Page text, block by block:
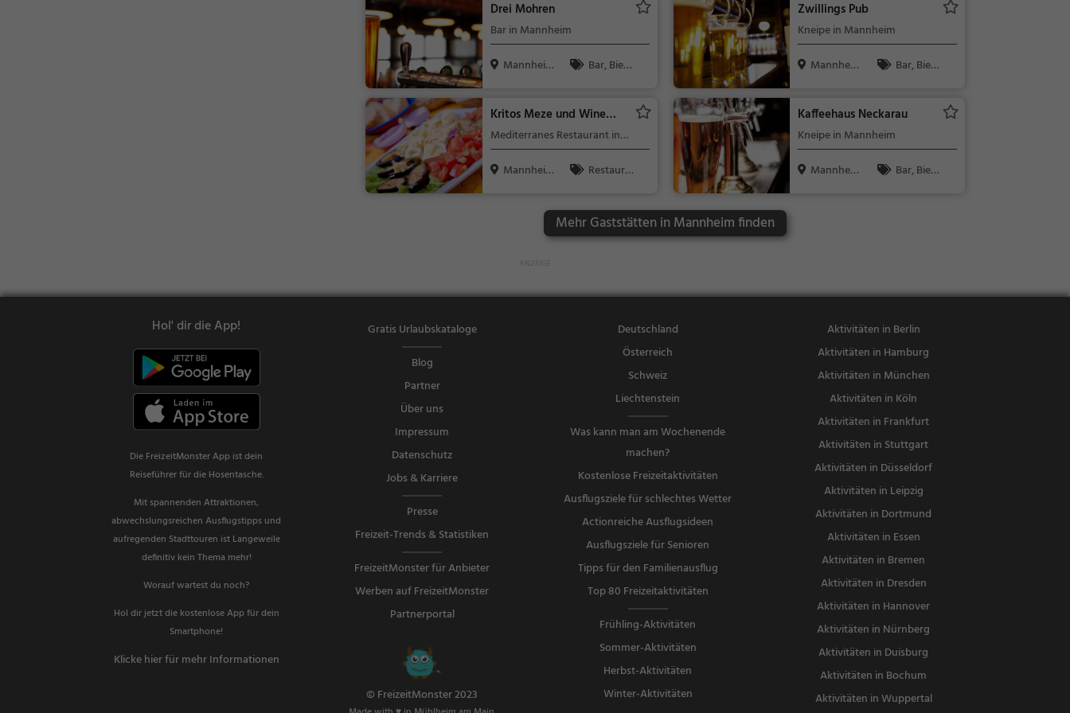
waren
Drei Mohren
Bar in Mannheim
Mannhei
Bar, Bier,
Zwillings Pub
Kneipe in Mannheim
Mannhei
Bar, Bier,
Kritos Meze und Wine
Bar
Mediterranes Restaurant in
Mannheim
Mannhei
Restaura
n, Europäisc
h, Meeresfrü
chte, Fisch,
Kaffeehaus Neckarau
Kneipe in Mannheim
Mannhei
Bar, Bier,
Mehr Gaststätten in Mannheim finden
Hol' dir die App!
Die FreizeitMonster App ist dein
Reiseführer für die Hosentasche.
Mit spannenden Attraktionen,
abwechslungsreichen Ausflugstipps und
aufregenden Stadttouren ist Langeweile
definitiv kein Thema mehr!
Worauf wartest du noch?
Hol dir jetzt die kostenlose App für dein
Smartphone!
Klicke hier für mehr Informationen
Gratis Urlaubskataloge
Blog
Partner
Über uns
Impressum
Datenschutz
Jobs & Karriere
Presse
Freizeit-Trends & Statistiken
FreizeitMonster für Anbieter
Werben auf FreizeitMonster
Partnerportal
© FreizeitMonster 2023
Deutschland
Österreich
Schweiz
Liechtenstein
Was kann man am Wochenende
machen?
Kostenlose Freizeitaktivitäten
Ausflugsziele für schlechtes Wetter
Actionreiche Ausflugsideen
Ausflugsziele für Senioren
Tipps für den Familienausflug
Top 80 Freizeitaktivitäten
Frühling-Aktivitäten
Sommer-Aktivitäten
Herbst-Aktivitäten
Winter-Aktivitäten
Aktivitäten in Berlin
Aktivitäten in Hamburg
Aktivitäten in München
Aktivitäten in Köln
Aktivitäten in Frankfurt
Aktivitäten in Stuttgart
Aktivitäten in Düsseldorf
Aktivitäten in Leipzig
Aktivitäten in Dortmund
Aktivitäten in Essen
Aktivitäten in Bremen
Aktivitäten in Dresden
Aktivitäten in Hannover
Aktivitäten in Nürnberg
Aktivitäten in Duisburg
Aktivitäten in Bochum
Aktivitäten in Wuppertal